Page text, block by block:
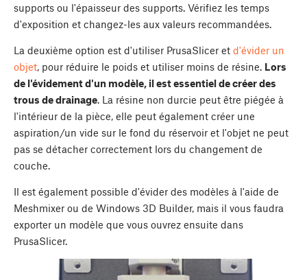
supports ou l'épaisseur des supports. Vérifiez les temps
d'exposition et changez-les aux valeurs recommandées.
La deuxième option est d'utiliser PrusaSlicer et d'évider un
objet, pour réduire le poids et utiliser moins de résine. Lors
de l'évidement d'un modèle, il est essentiel de créer des
trous de drainage. La résine non durcie peut être piégée à
l'intérieur de la pièce, elle peut également créer une
aspiration/un vide sur le fond du réservoir et l'objet ne peut
pas se détacher correctement lors du changement de
couche.
Il est également possible d'évider des modèles à l'aide de
Meshmixer ou de Windows 3D Builder, mais il vous faudra
exporter un modèle que vous ouvrez ensuite dans
PrusaSlicer.